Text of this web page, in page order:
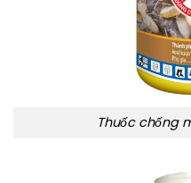
Thuốc chống